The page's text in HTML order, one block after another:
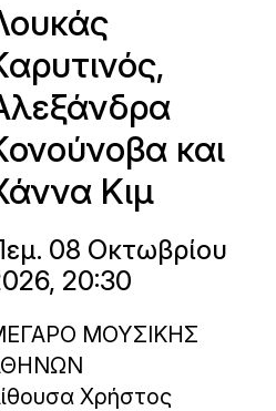
και
Κιμ
08 Οκτωβρίου
20:30
ΜΟΥΣΙΚΗΣ
Χρήστος